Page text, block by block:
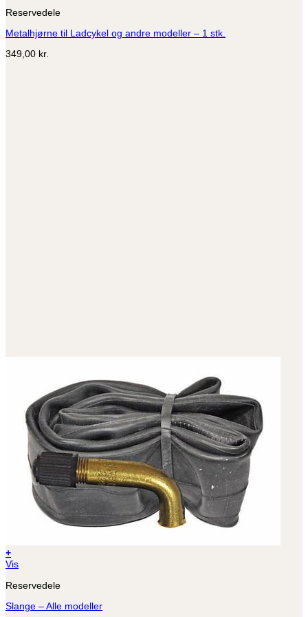
har
varianter.
kan
Reservedele
Metalhjørne til Ladcykel og andre modeller – 1 stk.
349,00 kr.
+
Dette
har
varianter.
Vis
Reservedele
Slange – Alle modeller